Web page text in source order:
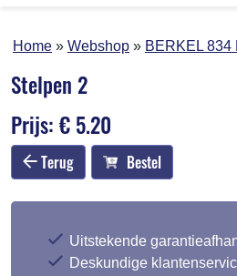
Home Webshop BERKEL 834
Stelpen 2
Prijs: € 5.20
Terug Bestel
Uitstekende
Deskundige